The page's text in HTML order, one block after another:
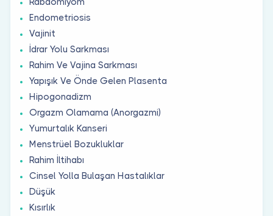
Endometriosis
Vajinit
İdrar Yolu Sarkması
Rahim Ve Vajina Sarkması
Yapışık Ve Önde Gelen Plasenta
Hipogonadizm
Orgazm Olamama (Anorgazmi)
Yumurtalık Kanseri
Menstrüel Bozukluklar
Rahim İltihabı
Cinsel Yolla Bulaşan Hastalıklar
Düşük
Kısırlık